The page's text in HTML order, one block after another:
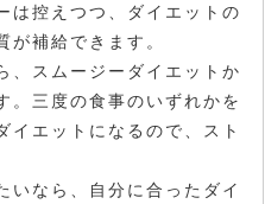
は控えつつ、ダイエットの
が補給できます。
、スムージーダイエットか
。三度の食事のいずれかを
イエットになるので、スト
いなら、自分に合ったダイ